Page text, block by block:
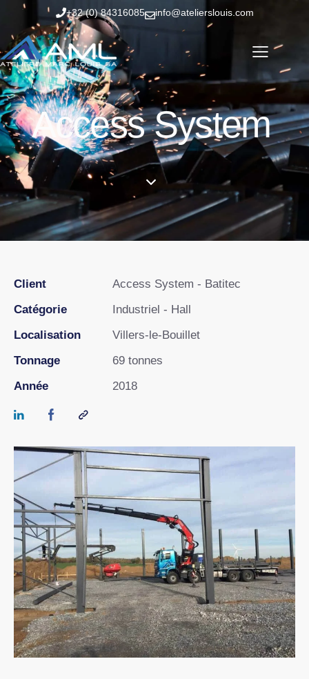
+32 (0) 84316085 info@atelierslouis.com
Access System
Client
Access System - Batitec
Catégorie
Industriel - Hall
Localisation
Villers-le-Bouillet
Tonnage
69 tonnes
Année
2018